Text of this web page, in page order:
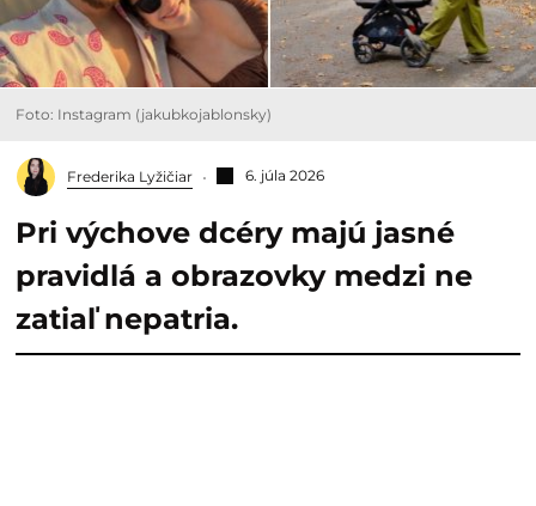
Foto: Instagram (jakubkojablonsky)
Frederika Lyžičiar 6. júla 2026
Pri výchove dcéry majú jasné
pravidlá a obrazovky medzi ne
zatiaľ nepatria.